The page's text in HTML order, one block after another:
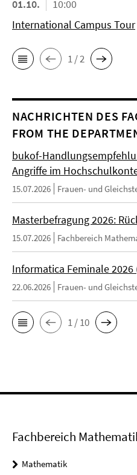
01.10.
10:00
International Campus Tour
1 / 2
NACHRICHTEN DES
FROM THE
bukof-
Angriffe im
15.07.2026 Frauen- und
Masterbefragung 2026:
15.07.2026 Fachbereich
Informatica Feminale 2026
22.06.2026 Frauen- und
1 / 10
Fachbereich
Mathematik